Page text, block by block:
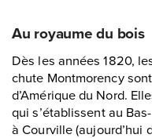
Au royaume du bois
Dès les années 1820,
chute Montmorency
d’Amérique du Nord.
qui s’établissent au
à Courville (aujourd’hui